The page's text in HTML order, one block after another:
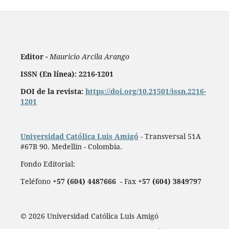
Editor -Mauricio Arcila Arango
ISSN (En línea): 2216-1201
DOI de la revista: https://doi.org/10.21501/issn.2216-
1201
Universidad Católica Luis Amigó - Transversal 51A
#67B 90. Medellín - Colombia.
Fondo Editorial:
Teléfono +57 (604) 4487666- Fax +57 (604) 3849797
© 2026 Universidad Católica Luis Amigó